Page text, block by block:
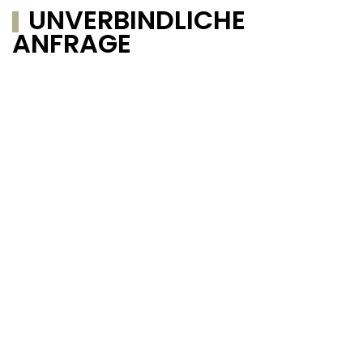
UNVERBINDLICHE
ANFRAGE